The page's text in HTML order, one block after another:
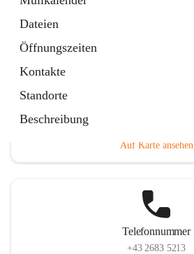
Dateien
Öffnungszeiten
Kontakte
Standorte
Beschreibung
Auf Karte ansehen
Telefonnummer
+43 2683 5213